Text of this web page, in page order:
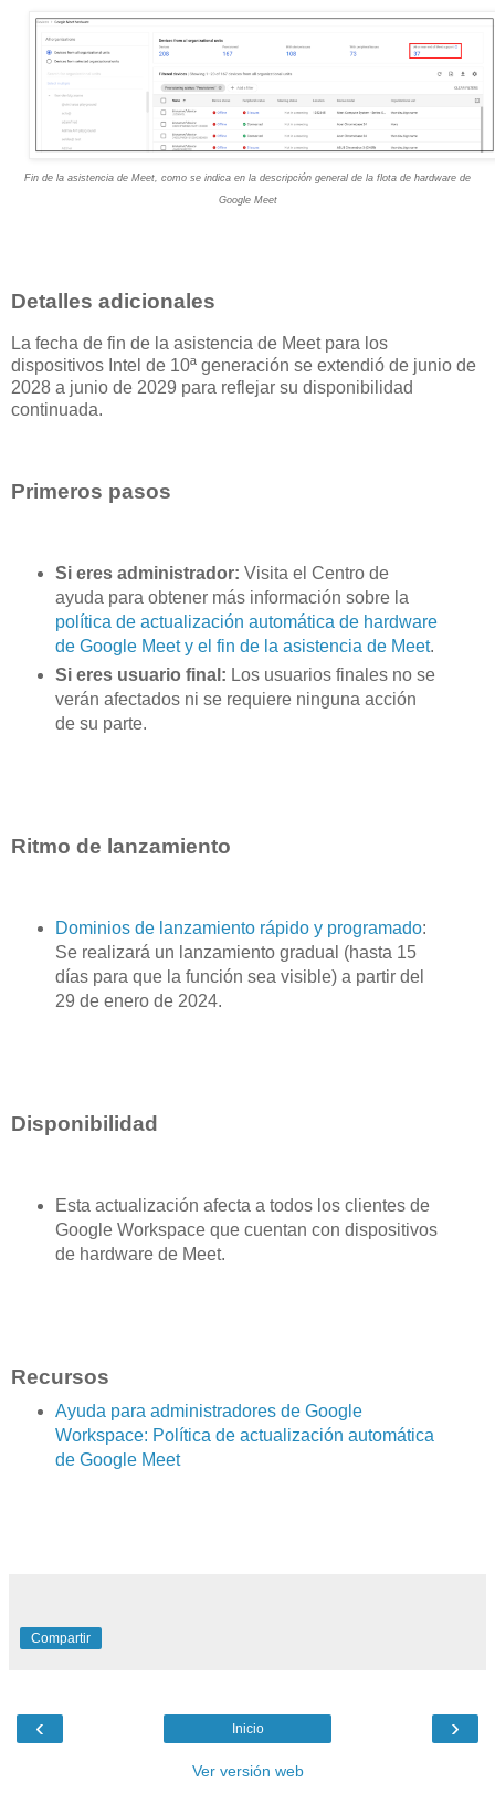
Fin de la asistencia de Meet, como se indica en la descripción general de la flota de hardware de
Google Meet
Detalles adicionales
La fecha de fin de la asistencia de Meet para los
dispositivos Intel de 10ª generación se extendió de junio de
2028 a junio de 2029 para reflejar su disponibilidad
continuada.
Primeros pasos
Si eres administrador: Visita el Centro de
ayuda para obtener más información sobre la
política de actualización automática de hardware
de Google Meet y el fin de la asistencia de Meet.
Si eres usuario final: Los usuarios finales no se
verán afectados ni se requiere ninguna acción
de su parte.
Ritmo de lanzamiento
Dominios de lanzamiento rápido y programado:
Se realizará un lanzamiento gradual (hasta 15
días para que la función sea visible) a partir del
29 de enero de 2024.
Disponibilidad
Esta actualización afecta a todos los clientes de
Google Workspace que cuentan con dispositivos
de hardware de Meet.
Recursos
Ayuda para administradores de Google
Workspace: Política de actualización automática
de Google Meet
Compartir
‹ ›
Inicio
Ver versión web